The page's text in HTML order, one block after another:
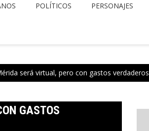
POLÍTICOS PERSONAJES
será virtual, pero con gastos verdaderos
GASTOS